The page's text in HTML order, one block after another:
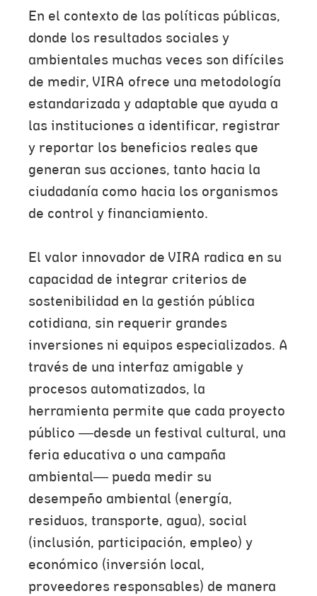
En el contexto de las políticas públicas,
donde los resultados sociales y
ambientales muchas veces son difíciles
de medir, VIRA ofrece una metodología
estandarizada y adaptable que ayuda a
las instituciones a identificar, registrar
y reportar los beneficios reales que
generan sus acciones, tanto hacia la
ciudadanía como hacia los organismos
de control y financiamiento.
El valor innovador de VIRA radica en su
capacidad de integrar criterios de
sostenibilidad en la gestión pública
cotidiana, sin requerir grandes
inversiones ni equipos especializados. A
través de una interfaz amigable y
procesos automatizados, la
herramienta permite que cada proyecto
público —desde un festival cultural, una
feria educativa o una campaña
ambiental— pueda medir su
desempeño ambiental (energía,
residuos, transporte, agua), social
(inclusión, participación, empleo) y
económico (inversión local,
proveedores responsables) de manera